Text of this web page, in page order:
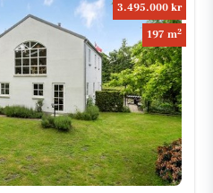
3.495.000 kr
197 m2